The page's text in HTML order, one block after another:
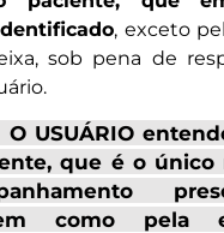
, exceto
sob pena de
O USUÁRIO
que é o único
como pela